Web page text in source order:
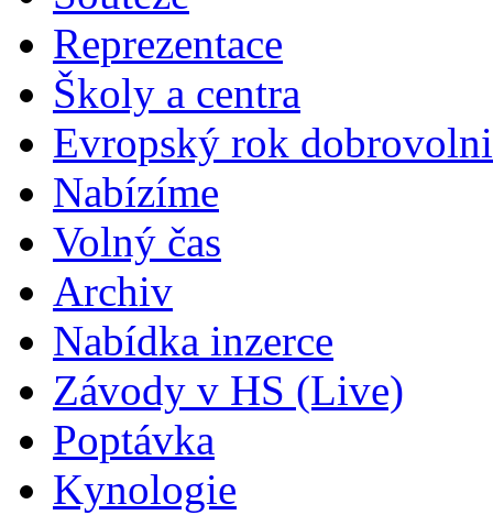
Reprezentace
Školy a centra
Evropský rok
Nabízíme
Volný čas
Archiv
Nabídka inzerce
Závody v HS (Live)
Poptávka
Kynologie